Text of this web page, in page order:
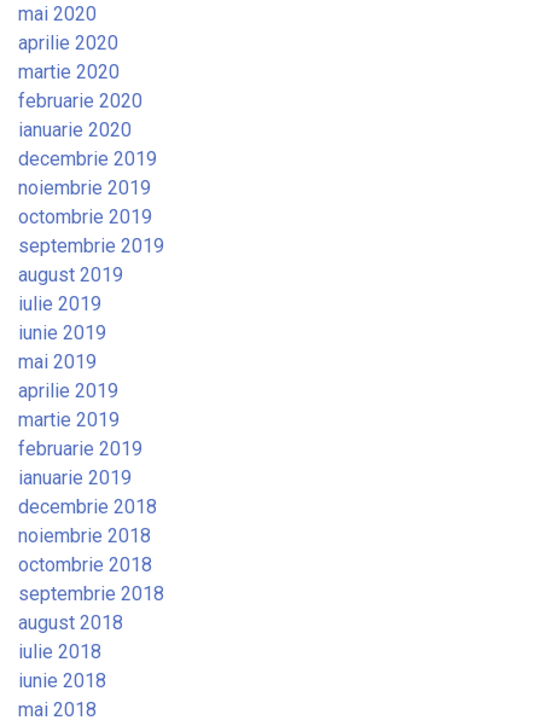
mai 2020
aprilie 2020
martie 2020
februarie 2020
ianuarie 2020
decembrie 2019
noiembrie 2019
octombrie 2019
septembrie 2019
august 2019
iulie 2019
iunie 2019
mai 2019
aprilie 2019
martie 2019
februarie 2019
ianuarie 2019
decembrie 2018
noiembrie 2018
octombrie 2018
septembrie 2018
august 2018
iulie 2018
iunie 2018
mai 2018